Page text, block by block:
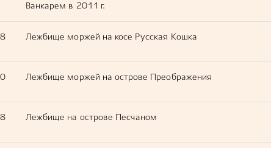
Ванкарем в 2011 г.
Лежбище моржей на косе Русская Кошка
Лежбище моржей на острове Преображения
Лежбище на острове Песчаном